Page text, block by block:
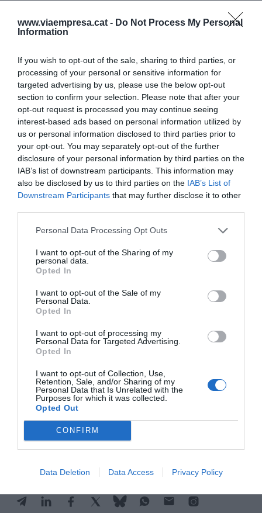
www.viaempresa.cat - Do Not Process My Personal
Information
If you wish to opt-out of the sale, sharing to third parties, or
processing of your personal or sensitive information for
targeted advertising by us, please use the below opt-out
section to confirm your selection. Please note that after your
opt-out request is processed you may continue seeing
interest-based ads based on personal information utilized by
us or personal information disclosed to third parties prior to
your opt-out. You may separately opt-out of the further
disclosure of your personal information by third parties on the
IAB’s list of downstream participants. This information may
also be disclosed by us to third parties on the IAB’s List of
Downstream Participants that may further disclose it to other
Personal Data Processing Opt Outs
I want to opt-out of the Sharing of my
personal data.
Opted In
I want to opt-out of the Sale of my
Personal Data.
Opted In
I want to opt-out of processing my
Personal Data for Targeted Advertising.
Opted In
I want to opt-out of Collection, Use,
Retention, Sale, and/or Sharing of my
Personal Data that Is Unrelated with the
Purposes for which it was collected.
Opted Out
CONFIRM
Data Deletion Data Access Privacy Policy
Nueva sede de Vitec
permitiría dar un salto cualitativo al centro en
materia de "formación, investigación, innovación
tecnológica y atender los retos del cambio
climático" y convertirse "en referencia en el sur de
Europa", según Brull. De momento ya hay un plan
estratégico que pone sobre plano la distribución
en la Falbar. Así, en la planta baja habría la
recepción, una sala de crianza y guarda de
botellas, una sala de procesamiento de uva, una
planta piloto de nuevas tecnologías, cámaras de
destinada a una bodega experimental. En el
primer piso se ubicaría una sala de actos y de
formación, una sala de cata y cocina "con
laboratorios, despachos y salas de reuniones para
atender entidades relacionadas con el sector
enoturístico, agroalimentario y agrario. También
está la puerta abierta para que se ubique la
escuela de enología de Falset.
Añadir VIA Empresa como fuente preferida
de Google de forma gratuita
Mantente informado con las últimas noticias de
actualidad
ACTIVAR AHORA